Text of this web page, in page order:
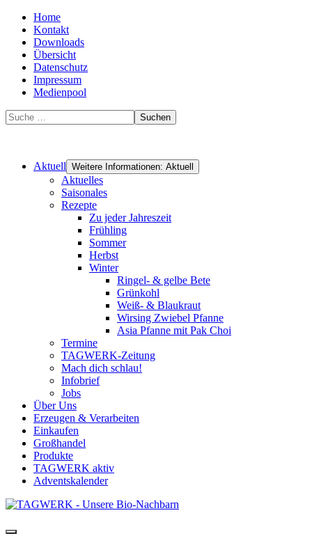
Home
Kontakt
Downloads
Übersicht
Datenschutz
Impressum
Medienpool
Suchen
Aktuell Weitere Informationen: Aktuell
Aktuelles
Saisonales
Rezepte
Zu jeder Jahreszeit
Frühling
Sommer
Herbst
Winter
Ringel- & gelbe Bete
Grünkohl
Weiß- & Blaukraut
Wirsing Zwiebel Pfanne
Asia Pfanne mit Pak Choi
Termine
TAGWERK-Zeitung
Mach dich schlau!
Infobrief
Jobs
Über Uns
Erzeugen & Verarbeiten
Einkaufen
Großhandel
Produkte
TAGWERK aktiv
Adventskalender